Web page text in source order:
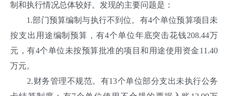
制和执行情况总体较好。发现的主要问题是：
1.部门预算编制与执行不到位。有4个单位预算项目未
按支出用途编制预算，有4个单位年底突击花钱208.44万
元，有4个单位未按预算批准的项目和用途使用资金11.40
万元。
2.财务管理不规范。有13个单位部分支出未执行公务